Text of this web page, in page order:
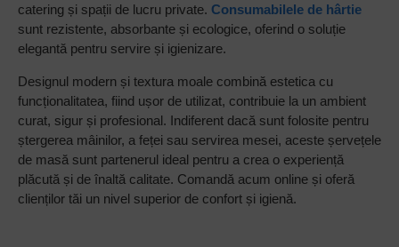
catering și spații de lucru private. Consumabilele de hârtie
sunt rezistente, absorbante și ecologice, oferind o soluție
elegantă pentru servire și igienizare.
Designul modern și textura moale combină estetica cu
funcționalitatea, fiind ușor de utilizat, contribuie la un ambient
curat, sigur și profesional. Indiferent dacă sunt folosite pentru
ștergerea mâinilor, a feței sau servirea mesei, aceste șervețele
de masă sunt partenerul ideal pentru a crea o experiență
plăcută și de înaltă calitate. Comandă acum online și oferă
clienților tăi un nivel superior de confort și igienă.